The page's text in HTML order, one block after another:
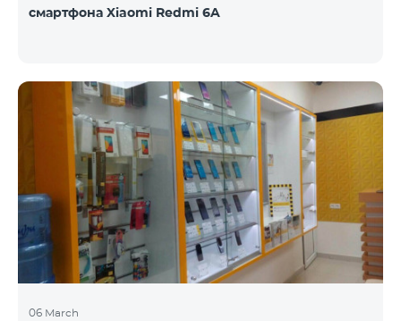
смартфона Xiaomi Redmi 6A
06 March